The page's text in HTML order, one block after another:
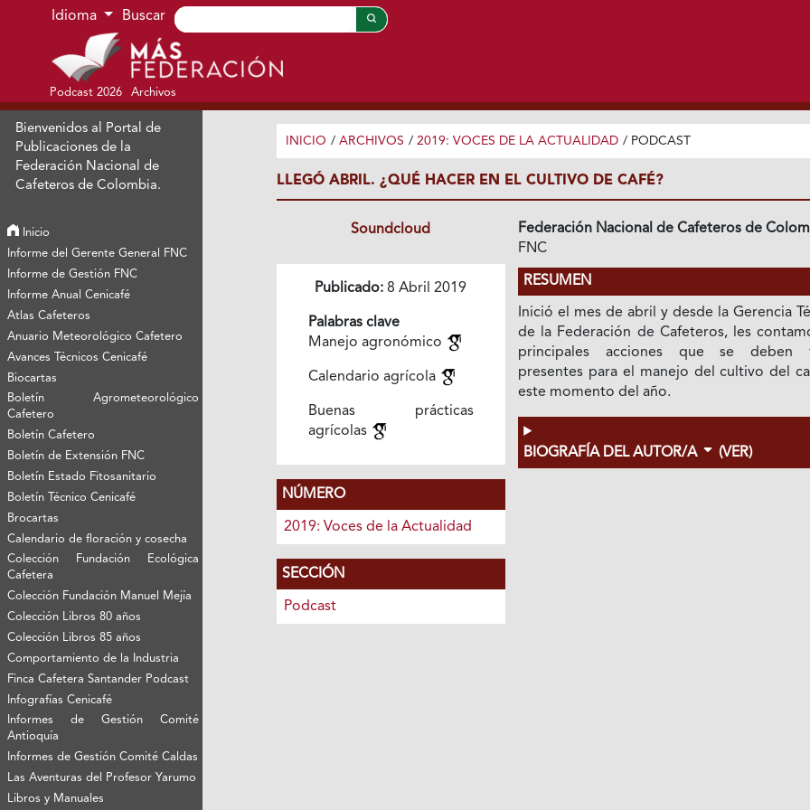
Ir al menú de navegación principal
Ir al contenido principal
Ir al pie de página del sitio
Idioma Buscar
Podcast 2026 Archivos
Bienvenidos al Portal de
Publicaciones de la
Federación Nacional de
Cafeteros de Colombia.
Inicio
Informe del Gerente General FNC
Informe de Gestión FNC
Informe Anual Cenicafé
Atlas Cafeteros
Anuario Meteorológico Cafetero
Avances Técnicos Cenicafé
Biocartas
Boletín Agrometeorológico
Cafetero
Boletín Cafetero
Boletín de Extensión FNC
Boletín Estado Fitosanitario
Boletín Técnico Cenicafé
Brocartas
Calendario de floración y cosecha
Colección Fundación Ecológica
Cafetera
Colección Fundación Manuel Mejía
Colección Libros 80 años
Colección Libros 85 años
Comportamiento de la Industria
Finca Cafetera Santander Podcast
Infografías Cenicafé
Informes de Gestión Comité
Antioquía
Informes de Gestión Comité Caldas
Las Aventuras del Profesor Yarumo
Libros y Manuales
INICIO / ARCHIVOS / 2019: VOCES DE LA ACTUALIDAD / PODCAST
LLEGÓ ABRIL. ¿QUÉ HACER EN EL CULTIVO DE CAFÉ?
Soundcloud
Publicado: 8 Abril 2019
Palabras clave
Manejo agronómico
Calendario agrícola
Buenas prácticas
agrícolas
NÚMERO
2019: Voces de la Actualidad
SECCIÓN
Podcast
Federación Nacional de Cafeteros de
FNC
RESUMEN
Inició el mes de abril y desde la Gerencia
de la Federación de Cafeteros, les
principales acciones que se deben
presentes para el manejo del cultivo del
este momento del año.
BIOGRAFÍA DEL AUTOR/A (VER)